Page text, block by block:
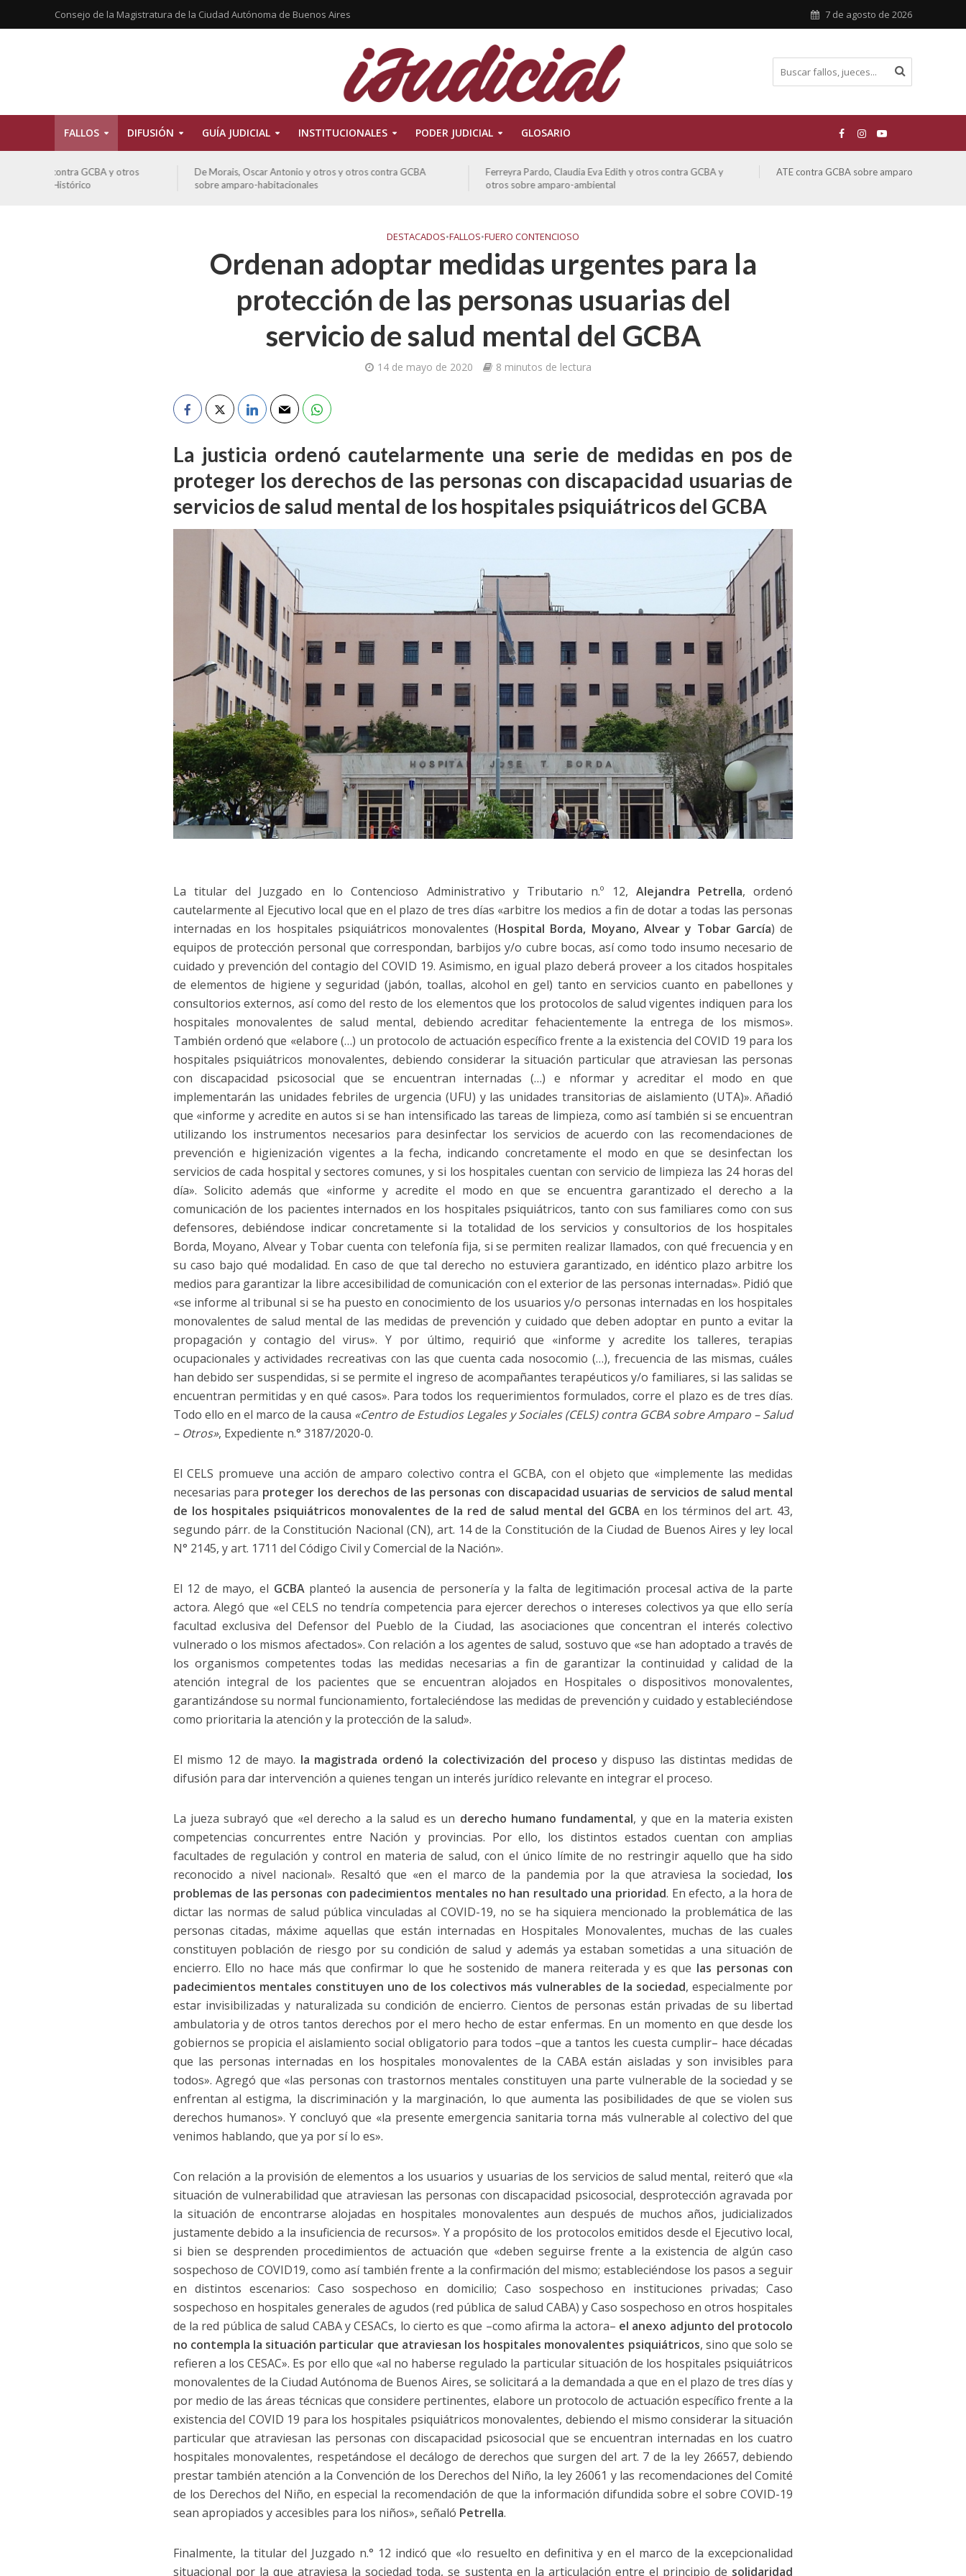
Consejo de la Magistratura de la Ciudad Autónoma de Buenos Aires 7 de agosto de 2026
FALLOS DIFUSIÓN GUÍA JUDICIAL INSTITUCIONALES PODER JUDICIAL GLOSARIO
De Morais, Oscar Antonio y otros y otros contra GCBA
sobre amparo-habitacionales
Ferreyra Pardo, Claudia Eva Edith y otros contra GCBA y
otros sobre amparo-ambiental
ATE contra GCBA sobre amparo – empleo publico otros
DESTACADOS•FALLOS•FUERO CONTENCIOSO
Ordenan adoptar medidas urgentes para la
protección de las personas usuarias del
servicio de salud mental del GCBA
14 de mayo de 2020 8 minutos de lectura
La justicia ordenó cautelarmente una serie de medidas en pos de
proteger los derechos de las personas con discapacidad usuarias de
servicios de salud mental de los hospitales psiquiátricos del GCBA
La titular del Juzgado en lo Contencioso Administrativo y Tributario n.º 12, Alejandra Petrella, ordenó
cautelarmente al Ejecutivo local que en el plazo de tres días «arbitre los medios a fin de dotar a todas las personas
internadas en los hospitales psiquiátricos monovalentes (Hospital Borda, Moyano, Alvear y Tobar García) de
equipos de protección personal que correspondan, barbijos y/o cubre bocas, así como todo insumo necesario de
cuidado y prevención del contagio del COVID 19. Asimismo, en igual plazo deberá proveer a los citados hospitales
de elementos de higiene y seguridad (jabón, toallas, alcohol en gel) tanto en servicios cuanto en pabellones y
consultorios externos, así como del resto de los elementos que los protocolos de salud vigentes indiquen para los
hospitales monovalentes de salud mental, debiendo acreditar fehacientemente la entrega de los mismos».
También ordenó que «elabore (…) un protocolo de actuación específico frente a la existencia del COVID 19 para los
hospitales psiquiátricos monovalentes, debiendo considerar la situación particular que atraviesan las personas
con discapacidad psicosocial que se encuentran internadas (…) e nformar y acreditar el modo en que
implementarán las unidades febriles de urgencia (UFU) y las unidades transitorias de aislamiento (UTA)». Añadió
que «informe y acredite en autos si se han intensificado las tareas de limpieza, como así también si se encuentran
utilizando los instrumentos necesarios para desinfectar los servicios de acuerdo con las recomendaciones de
prevención e higienización vigentes a la fecha, indicando concretamente el modo en que se desinfectan los
servicios de cada hospital y sectores comunes, y si los hospitales cuentan con servicio de limpieza las 24 horas del
día». Solicito además que «informe y acredite el modo en que se encuentra garantizado el derecho a la
comunicación de los pacientes internados en los hospitales psiquiátricos, tanto con sus familiares como con sus
defensores, debiéndose indicar concretamente si la totalidad de los servicios y consultorios de los hospitales
Borda, Moyano, Alvear y Tobar cuenta con telefonía fija, si se permiten realizar llamados, con qué frecuencia y en
su caso bajo qué modalidad. En caso de que tal derecho no estuviera garantizado, en idéntico plazo arbitre los
medios para garantizar la libre accesibilidad de comunicación con el exterior de las personas internadas». Pidió que
«se informe al tribunal si se ha puesto en conocimiento de los usuarios y/o personas internadas en los hospitales
monovalentes de salud mental de las medidas de prevención y cuidado que deben adoptar en punto a evitar la
propagación y contagio del virus». Y por último, requirió que «informe y acredite los talleres, terapias
ocupacionales y actividades recreativas con las que cuenta cada nosocomio (…), frecuencia de las mismas, cuáles
han debido ser suspendidas, si se permite el ingreso de acompañantes terapéuticos y/o familiares, si las salidas se
encuentran permitidas y en qué casos». Para todos los requerimientos formulados, corre el plazo es de tres días.
Todo ello en el marco de la causa «Centro de Estudios Legales y Sociales (CELS) contra GCBA sobre Amparo – Salud
– Otros», Expediente n.° 3187/2020-0.
El CELS promueve una acción de amparo colectivo contra el GCBA, con el objeto que «implemente las medidas
necesarias para proteger los derechos de las personas con discapacidad usuarias de servicios de salud mental
de los hospitales psiquiátricos monovalentes de la red de salud mental del GCBAen los términos del art. 43,
segundo párr. de la Constitución Nacional (CN), art. 14 de la Constitución de la Ciudad de Buenos Aires y ley local
N° 2145, y art. 1711 del Código Civil y Comercial de la Nación».
El 12 de mayo, el GCBAplanteó la ausencia de personería y la falta de legitimación procesal activa de la parte
actora. Alegó que «el CELS no tendría competencia para ejercer derechos o intereses colectivos ya que ello sería
facultad exclusiva del Defensor del Pueblo de la Ciudad, las asociaciones que concentran el interés colectivo
vulnerado o los mismos afectados». Con relación a los agentes de salud, sostuvo que «se han adoptado a través de
los organismos competentes todas las medidas necesarias a fin de garantizar la continuidad y calidad de la
atención integral de los pacientes que se encuentran alojados en Hospitales o dispositivos monovalentes,
garantizándose su normal funcionamiento, fortaleciéndose las medidas de prevención y cuidado y estableciéndose
como prioritaria la atención y la protección de la salud».
El mismo 12 de mayo. la magistrada ordenó la colectivización del proceso y dispuso las distintas medidas de
difusión para dar intervención a quienes tengan un interés jurídico relevante en integrar el proceso.
La jueza subrayó que «el derecho a la salud es un derecho humano fundamental, y que en la materia existen
competencias concurrentes entre Nación y provincias. Por ello, los distintos estados cuentan con amplias
facultades de regulación y control en materia de salud, con el único límite de no restringir aquello que ha sido
reconocido a nivel nacional». Resaltó que «en el marco de la pandemia por la que atraviesa la sociedad, los
problemas de las personas con padecimientos mentales no han resultado una prioridad. En efecto, a la hora de
dictar las normas de salud pública vinculadas al COVID-19, no se ha siquiera mencionado la problemática de las
personas citadas, máxime aquellas que están internadas en Hospitales Monovalentes, muchas de las cuales
constituyen población de riesgo por su condición de salud y además ya estaban sometidas a una situación de
encierro. Ello no hace más que confirmar lo que he sostenido de manera reiterada y es que las personas con
padecimientos mentales constituyen uno de los colectivos más vulnerables de la sociedad, especialmente por
estar invisibilizadas y naturalizada su condición de encierro. Cientos de personas están privadas de su libertad
ambulatoria y de otros tantos derechos por el mero hecho de estar enfermas. En un momento en que desde los
gobiernos se propicia el aislamiento social obligatorio para todos –que a tantos les cuesta cumplir– hace décadas
que las personas internadas en los hospitales monovalentes de la CABA están aisladas y son invisibles para
todos». Agregó que «las personas con trastornos mentales constituyen una parte vulnerable de la sociedad y se
enfrentan al estigma, la discriminación y la marginación, lo que aumenta las posibilidades de que se violen sus
derechos humanos». Y concluyó que «la presente emergencia sanitaria torna más vulnerable al colectivo del que
venimos hablando, que ya por sí lo es».
Con relación a la provisión de elementos a los usuarios y usuarias de los servicios de salud mental, reiteró que «la
situación de vulnerabilidad que atraviesan las personas con discapacidad psicosocial, desprotección agravada por
la situación de encontrarse alojadas en hospitales monovalentes aun después de muchos años, judicializados
justamente debido a la insuficiencia de recursos». Y a propósito de los protocolos emitidos desde el Ejecutivo local,
si bien se desprenden procedimientos de actuación que «deben seguirse frente a la existencia de algún caso
sospechoso de COVID19, como así también frente a la confirmación del mismo; estableciéndose los pasos a seguir
en distintos escenarios: Caso sospechoso en domicilio; Caso sospechoso en instituciones privadas; Caso
sospechoso en hospitales generales de agudos (red pública de salud CABA) y Caso sospechoso en otros hospitales
de la red pública de salud CABA y CESACs, lo cierto es que –como afirma la actora– el anexo adjunto del protocolo
no contempla la situación particular que atraviesan los hospitales monovalentes psiquiátricos, sino que solo se
refieren a los CESAC». Es por ello que «al no haberse regulado la particular situación de los hospitales psiquiátricos
monovalentes de la Ciudad Autónoma de Buenos Aires, se solicitará a la demandada a que en el plazo de tres días y
por medio de las áreas técnicas que considere pertinentes, elabore un protocolo de actuación específico frente a la
existencia del COVID 19 para los hospitales psiquiátricos monovalentes, debiendo el mismo considerar la situación
particular que atraviesan las personas con discapacidad psicosocial que se encuentran internadas en los cuatro
hospitales monovalentes, respetándose el decálogo de derechos que surgen del art. 7 de la ley 26657, debiendo
prestar también atención a la Convención de los Derechos del Niño, la ley 26061 y las recomendaciones del Comité
de los Derechos del Niño, en especial la recomendación de que la información difundida sobre el sobre COVID-19
sean apropiados y accesibles para los niños», señaló Petrella.
Finalmente, la titular del Juzgado n.° 12 indicó que «lo resuelto en definitiva y en el marco de la excepcionalidad
situacional por la que atraviesa la sociedad toda, se sustenta en la articulación entre el principio de solidaridad